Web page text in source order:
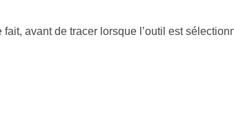
fait, avant de tracer lorsque l’outil est